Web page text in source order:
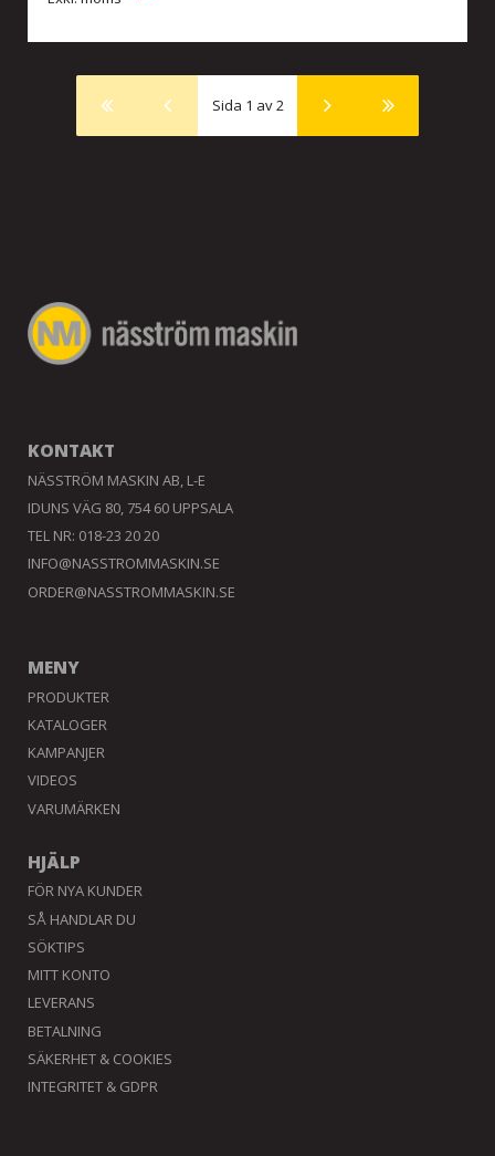
Sida 1 av 2
KONTAKT
NÄSSTRÖM MASKIN AB, L-E
IDUNS VÄG 80, 754 60 UPPSALA
TEL NR: 018-23 20 20
INFO@NASSTROMMASKIN.SE
ORDER@NASSTROMMASKIN.SE
MENY
PRODUKTER
KATALOGER
KAMPANJER
VIDEOS
VARUMÄRKEN
HJÄLP
FÖR NYA KUNDER
SÅ HANDLAR DU
SÖKTIPS
MITT KONTO
LEVERANS
BETALNING
SÄKERHET & COOKIES
INTEGRITET & GDPR